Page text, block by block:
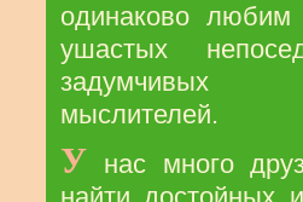
одинаково любим
ушастых
задумчивых
мыслителей.
У нас много